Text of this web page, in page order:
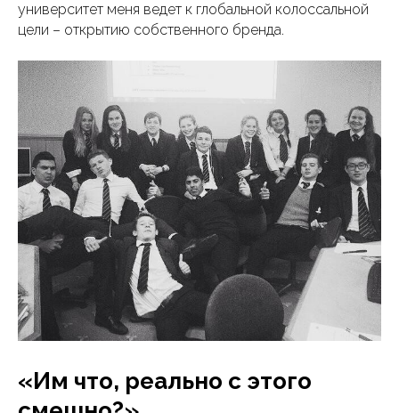
университет меня ведет к глобальной колоссальной
цели – открытию собственного бренда.
«Им что, реально с этого